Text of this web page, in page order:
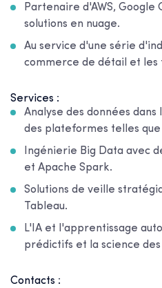
Partenaire d'AWS,
solutions en nuage.
Au service d'une série
commerce de détail et les
Services :
Analyse des données
des plateformes telles que
Ingénierie Big Data avec
et Apache Spark.
Solutions de veille
Tableau.
L'IA et l'apprentissage
prédictifs et la science des
Contacts :